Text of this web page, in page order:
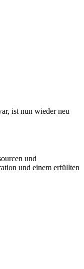
ist nun wieder neu
und
und einem erfüllten